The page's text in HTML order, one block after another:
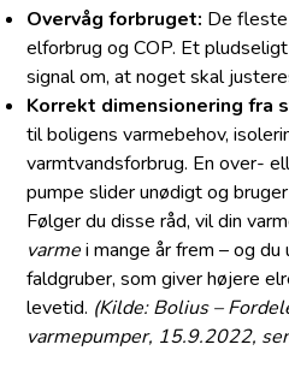
Overvåg forbruget: De
elforbrug og COP. Et
signal om, at noget skal
Korrekt dimensionering fra
til boligens varmebehov,
varmtvandsforbrug. En over-
pumpe slider unødigt og
Følger du disse råd, vil din
varmei mange år frem – og
faldgruber, som giver højere
levetid. (Kilde: Bolius –
varmepumper, 15.9.2022,